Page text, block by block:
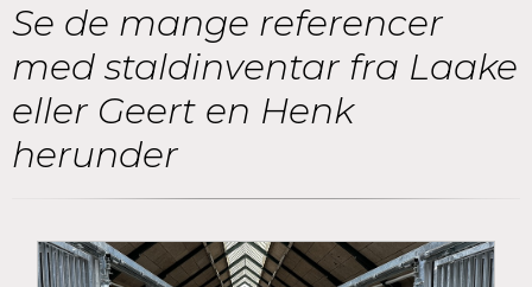
Se de mange referencer
med staldinventar fra Laake
eller Geert en Henk
herunder